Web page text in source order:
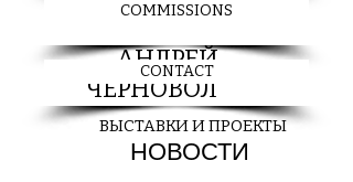
COMMISSIONS
CONTACT
АНДРЕЙ
ЧЕРНОВОЛ
ВЫСТАВКИ И ПРОЕКТЫ
НОВОСТИ